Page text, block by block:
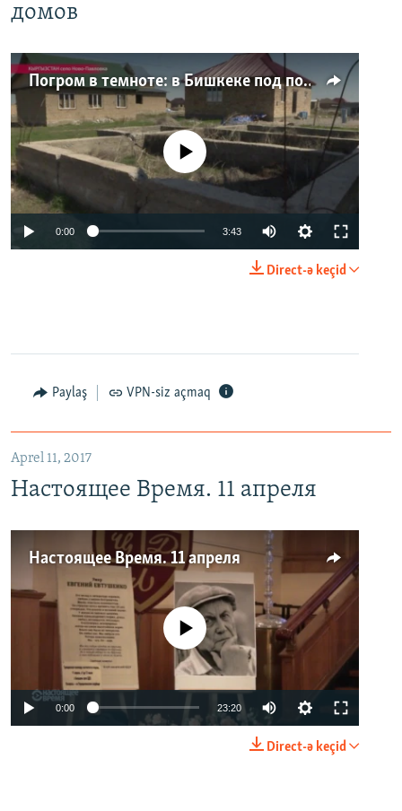
домов
Погром в темноте: в Бишкеке под покровом ночи неизвестные на тракторе снесли три десятка частных домов
No media source currently available
0:00 3:43
Direct-ə keçid
Paylaş VPN-siz açmaq
Aprel 11, 2017
Настоящее Время. 11 апреля
Настоящее Время. 11 апреля
No media source currently available
0:00 23:20
Direct-ə keçid